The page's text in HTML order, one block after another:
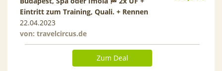
Eintritt zum Training, Quali. + Rennen
22.04.2023
von: travelcircus.de
Zum Deal